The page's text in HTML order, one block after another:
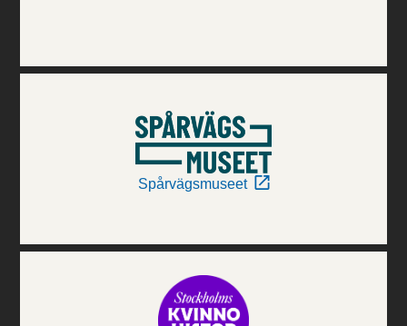
Spårvägsmuseet